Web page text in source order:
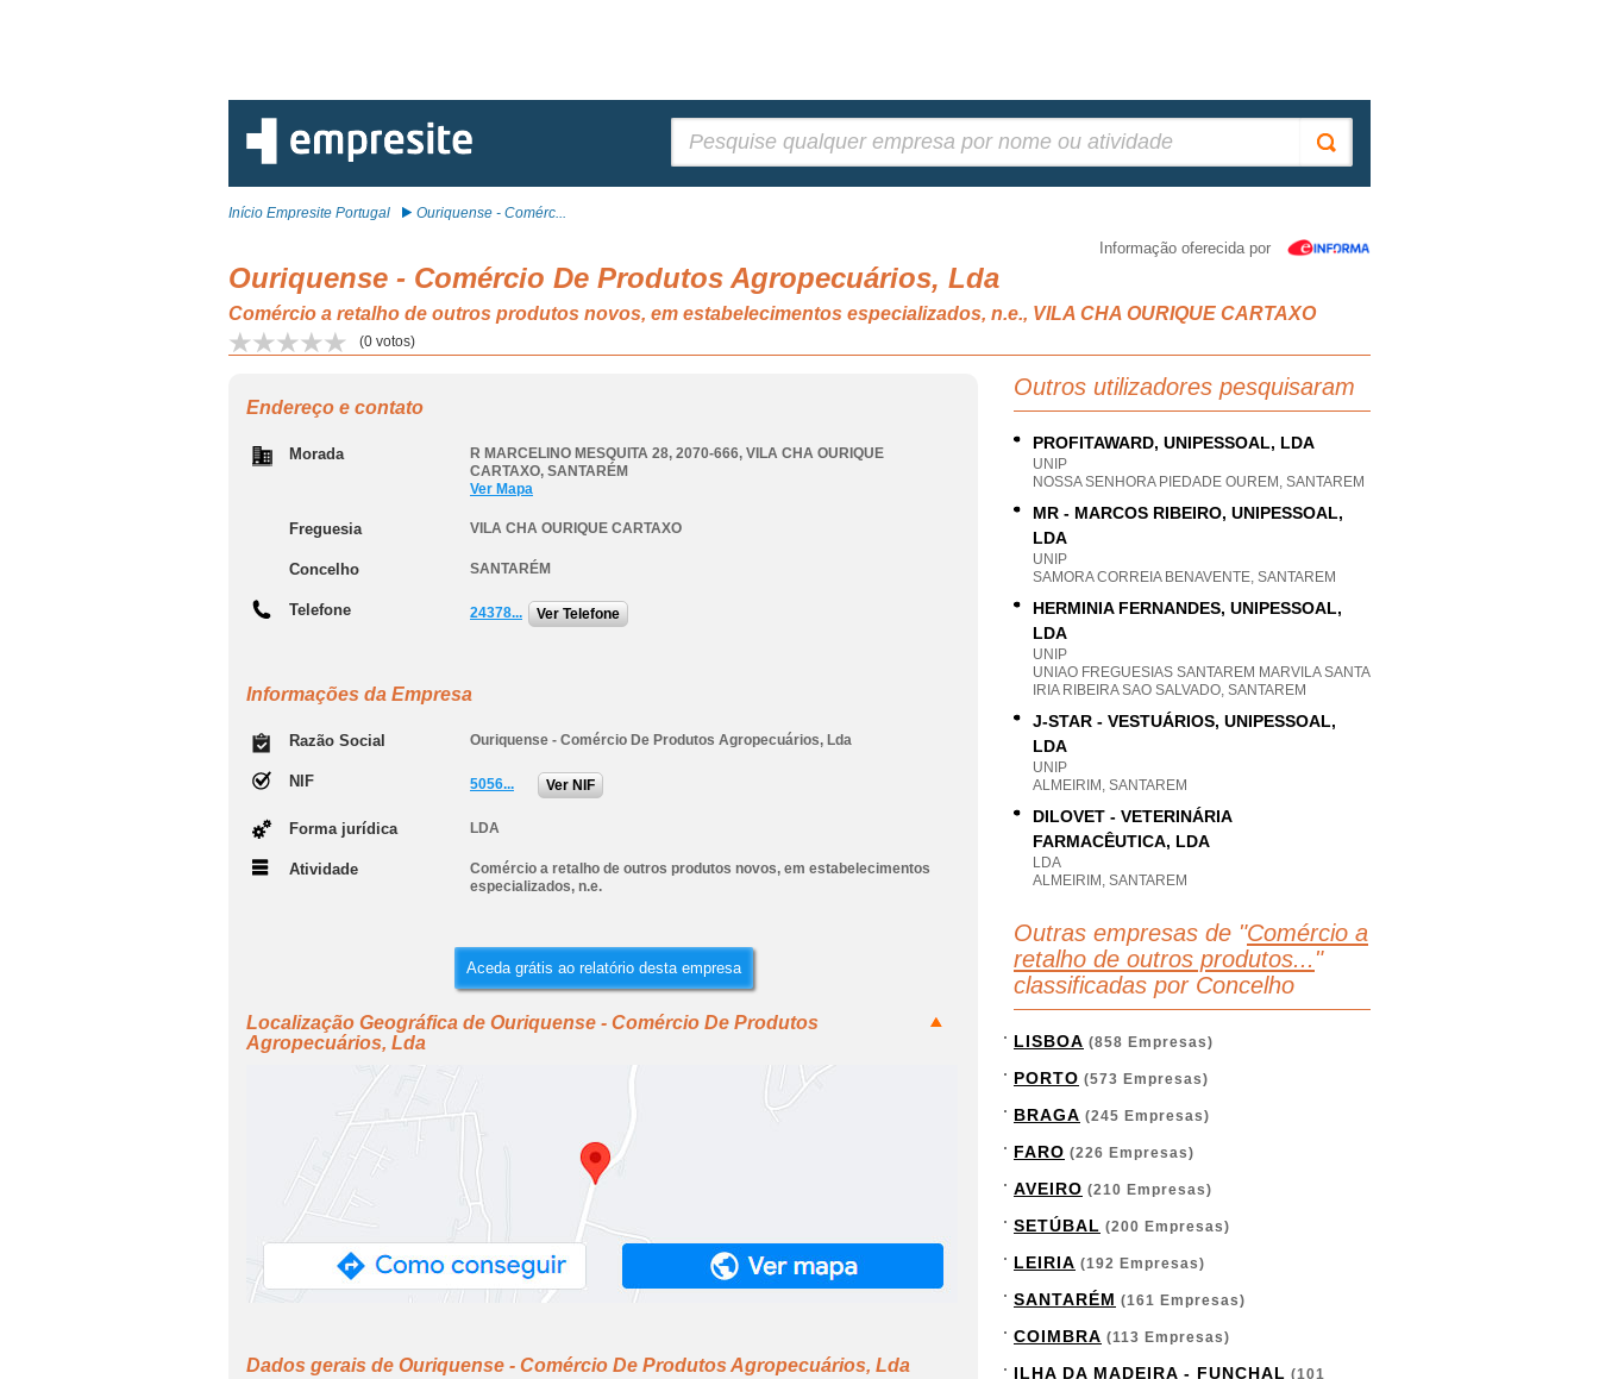
Início Empresite Portugal Ouriquense - Comérc...
Informação oferecida por
Ouriquense - Comércio De Produtos Agropecuários, Lda
Comércio a retalho de outros produtos novos, em estabelecimentos especializados, n.e., VILA CHA OURIQUE CARTAXO
(0 votos)
Endereço e contato
Morada R MARCELINO MESQUITA 28, 2070-666, VILA CHA OURIQUE
CARTAXO, SANTARÉM
Ver Mapa
Freguesia VILA CHA OURIQUE CARTAXO
Concelho SANTARÉM
Telefone 24378... Ver Telefone
Informações da Empresa
Razão Social Ouriquense - Comércio De Produtos Agropecuários, Lda
NIF 5056... Ver NIF
Forma jurídica LDA
Atividade
Comércio a retalho de outros produtos novos, em estabelecimentos
especializados, n.e.
Aceda grátis ao relatório desta empresa
Localização Geográfica de Ouriquense - Comércio De Produtos
Agropecuários, Lda
Dados gerais de Ouriquense - Comércio De Produtos Agropecuários, Lda
Outros utilizadores pesquisaram
PROFITAWARD, UNIPESSOAL, LDA
UNIP
NOSSA SENHORA PIEDADE OUREM, SANTAREM
MR - MARCOS RIBEIRO, UNIPESSOAL,
LDA
UNIP
SAMORA CORREIA BENAVENTE, SANTAREM
HERMINIA FERNANDES, UNIPESSOAL,
LDA
UNIP
UNIAO FREGUESIAS SANTAREM MARVILA SANTA
IRIA RIBEIRA SAO SALVADO, SANTAREM
J-STAR - VESTUÁRIOS, UNIPESSOAL,
LDA
UNIP
ALMEIRIM, SANTAREM
DILOVET - VETERINÁRIA
FARMACÊUTICA, LDA
LDA
ALMEIRIM, SANTAREM
Outras empresas de "Comércio a
retalho de outros produtos... "
classificadas por Concelho
LISBOA (858 Empresas)
PORTO (573 Empresas)
BRAGA (245 Empresas)
FARO (226 Empresas)
AVEIRO (210 Empresas)
SETÚBAL (200 Empresas)
LEIRIA (192 Empresas)
SANTARÉM (161 Empresas)
COIMBRA (113 Empresas)
ILHA DA MADEIRA - FUNCHAL (101